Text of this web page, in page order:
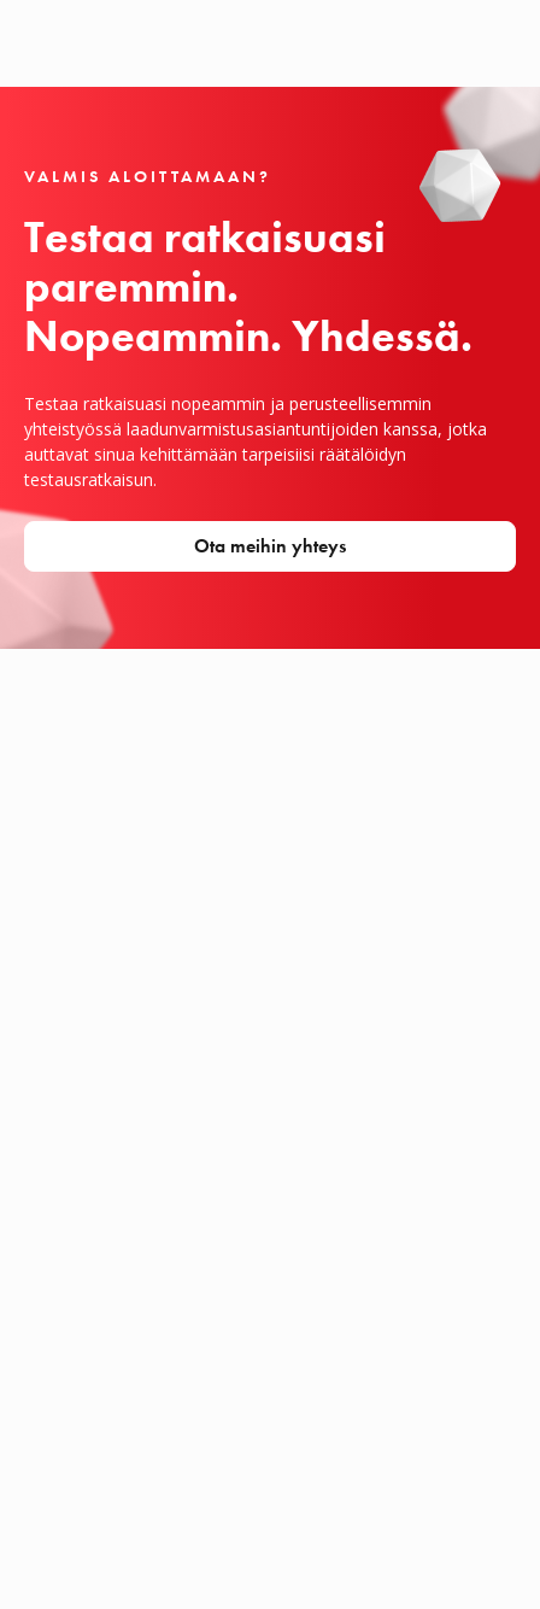
VALMIS ALOITTAMAAN?
Testaa ratkaisuasi
paremmin.
Nopeammin. Yhdessä.
Testaa ratkaisuasi nopeammin ja perusteellisemmin
yhteistyössä laadunvarmistusasiantuntijoiden kanssa, jotka
auttavat sinua kehittämään tarpeisiisi räätälöidyn
testausratkaisun.
Ota meihin yhteys